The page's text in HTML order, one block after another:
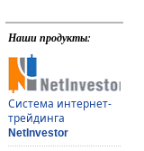
Наши продукты:
Система интернет-
трейдинга
NetInvestor